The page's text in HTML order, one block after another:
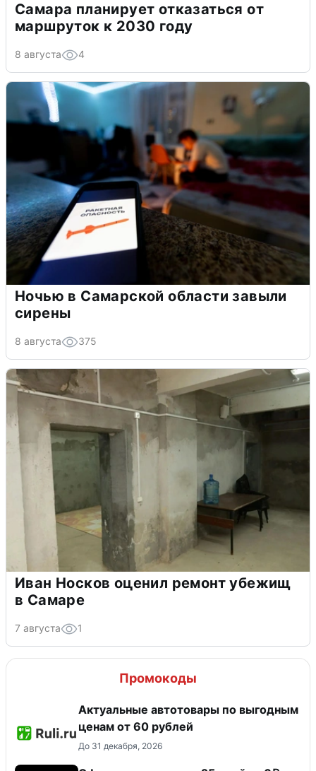
Самара планирует отказаться от
маршруток к 2030 году
8 августа 4
Ночью в Самарской области завыли
сирены
8 августа 375
Иван Носков оценил ремонт убежищ
в Самаре
7 августа 1
Промокоды
Актуальные автотовары по выгодным
ценам от 60 рублей
До 31 декабря, 2026